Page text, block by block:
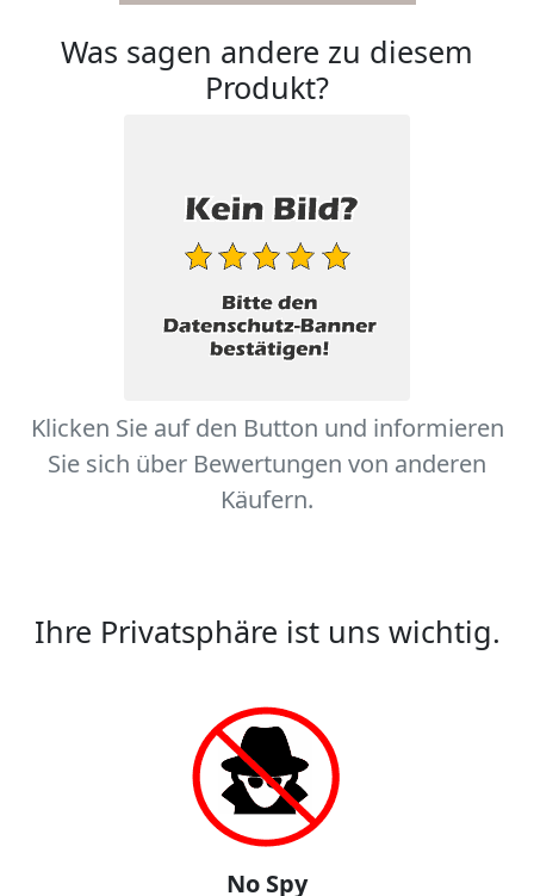
Was sagen andere zu diesem
Produkt?
Klicken Sie auf den Button und informieren
Sie sich über Bewertungen von anderen
Käufern.
Ihre Privatsphäre ist uns wichtig.
No Spy